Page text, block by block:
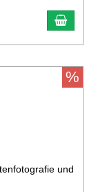
und
%